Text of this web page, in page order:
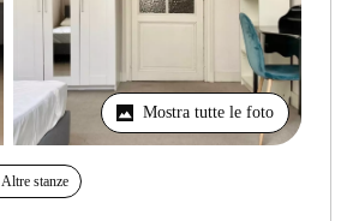
Mostra tutte le foto
Altre stanze